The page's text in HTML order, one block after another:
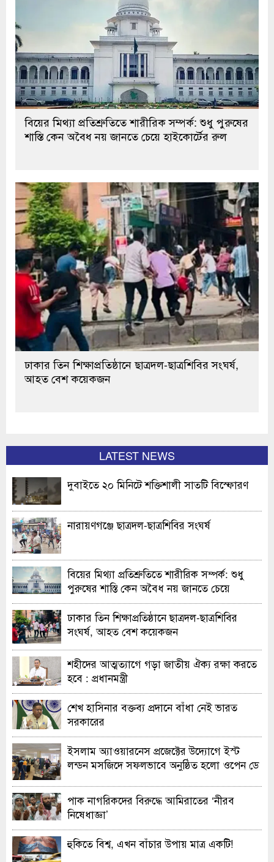
বিয়ের মিথ্যা প্রতিশ্রুতিতে শারীরিক সম্পর্ক: শুধু পুরুষের
শাস্তি কেন অবৈধ নয় জানতে চেয়ে হাইকোর্টের রুল
ঢাকার তিন শিক্ষাপ্রতিষ্ঠানে ছাত্রদল-ছাত্রশিবির সংঘর্ষ,
আহত বেশ কয়েকজন
LATEST NEWS
দুবাইতে ২০ মিনিটে শক্তিশালী সাতটি বিস্ফোরণ
নারায়ণগঞ্জে ছাত্রদল-ছাত্রশিবির সংঘর্ষ
বিয়ের মিথ্যা প্রতিশ্রুতিতে শারীরিক সম্পর্ক: শুধু
পুরুষের শাস্তি কেন অবৈধ নয় জানতে চেয়ে
হাইকোর্টের রুল
ঢাকার তিন শিক্ষাপ্রতিষ্ঠানে ছাত্রদল-ছাত্রশিবির
সংঘর্ষ, আহত বেশ কয়েকজন
শহীদের আত্মত্যাগে গড়া জাতীয় ঐক্য রক্ষা করতে
হবে : প্রধানমন্ত্রী
শেখ হাসিনার বক্তব্য প্রদানে বাঁধা নেই ভারত
সরকারের
ইসলাম অ্যাওয়ারনেস প্রজেক্টের উদ্যোগে ইস্ট
লন্ডন মসজিদে সফলভাবে অনুষ্ঠিত হলো ওপেন ডে
পাক নাগরিকদের বিরুদ্ধে আমিরাতের ‘নীরব
নিষেধাজ্ঞা’
হুকিতে বিশ্ব, এখন বাঁচার উপায় মাত্র একটি!